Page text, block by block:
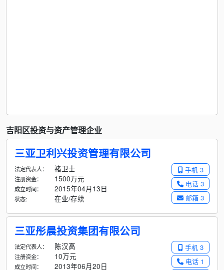
吉阳区投资与资产管理企业
三亚卫利兴投资管理有限公司
手机 3
电话 3
邮箱 3
法定代表人： 褚卫士
注册资金： 1500万元
成立时间： 2015年04月13日
状态: 在业/存续
三亚彤晨投资集团有限公司
手机 3
电话 1
法定代表人： 陈汉高
注册资金： 10万元
成立时间： 2013年06月20日